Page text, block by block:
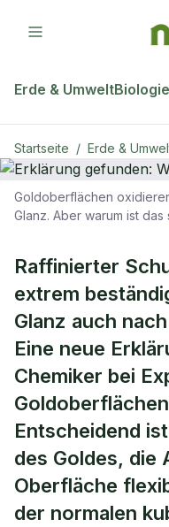
Erde & UmweltBiologie
Startseite / Erde &
ERDE & UMWELT
nicht anläuft
Goldoberflächen
Glanz. Aber warum ist das
Raffinierter
extrem
Glanz auch
Eine neue
Chemiker bei
Entscheidend
des Goldes, die
Oberfläche
der normalen